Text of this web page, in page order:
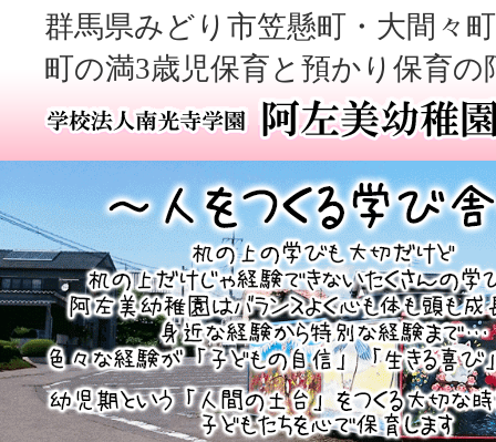
群馬県みどり市笠懸町・大間々
町の満3歳児保育と預かり保育の